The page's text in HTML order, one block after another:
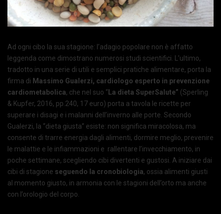
Ad ogni cibo la sua stagione: l’adagio popolare non è affatto
leggenda come dimostrano numerosi studi scientifici. L’ultimo,
tradotto in una serie di utili e semplici pratiche alimentare, porta la
firma di Massimo Gualerzi, cardiologo esperto in prevenzione
cardiometabolica, che nel suo “ La dieta SuperSalute” (Sperling
& Kupfer, 2016, pp.240, 17 euro) porta a tavola le ricette per
superare i disagi e i malanni dell’inverno alle porte. Secondo
Gualerzi, la “dieta giusta” esiste: non significa miracolosa, ma
consente di trarre energia dagli alimenti, dormire meglio, prevenire
le malattie e le infiammazioni e rallentare l’invecchiamento, in
poche settimane, scegliendo cibi divertenti e gustosi. A iniziare dai
cibi di stagione seguendo la cronobiologia, ossia alimenti giusti
al momento giusto, in armonia con le stagioni dell’orto ma anche
con l’orologio del corpo.